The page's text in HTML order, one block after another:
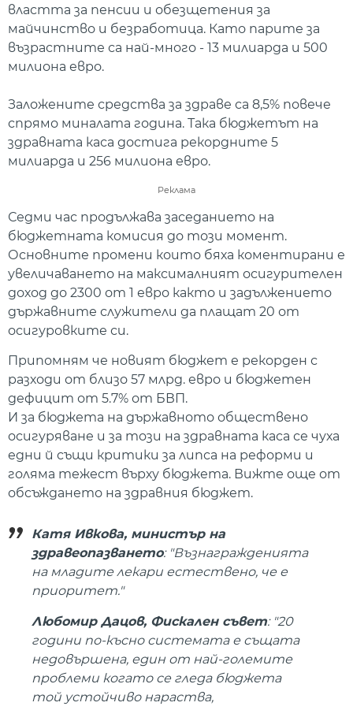
властта за пенсии и обезщетения за
майчинство и безработица. Като парите за
възрастните са най-много - 13 милиарда и 500
милиона евро.
Заложените средства за здраве са 8,5% повече
спрямо миналата година. Така бюджетът на
здравната каса достига рекордните 5
милиарда и 256 милиона евро.
Реклама
Седми час продължава заседанието на
бюджетната комисия до този момент.
Основните промени които бяха коментирани е
увеличаването на максималният осигурителен
доход до 2300 от 1 евро както и задължението
държавните служители да плащат 20 от
осигуровките си.
Припомням че новият бюджет е рекорден с
разходи от близо 57 млрд. евро и бюджетен
дефицит от 5.7% от БВП.
И за бюджета на държавното обществено
осигуряване и за този на здравната каса се чуха
едни й същи критики за липса на реформи и
голяма тежест върху бюджета. Вижте още от
обсъждането на здравния бюджет.
Катя Ивкова, министър на
здравеопазването: "Възнагражденията
на младите лекари естествено, че е
приоритет."
Любомир Дацов, Фискален съвет: "20
години по-късно системата е същата
недовършена, един от най-големите
проблеми когато се гледа бюджета
той устойчиво нараства,